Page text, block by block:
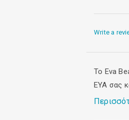
Write a
To Eva
ΕΥΑ σας